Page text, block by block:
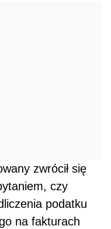
zwrócił się
czy
podatku
na fakturach